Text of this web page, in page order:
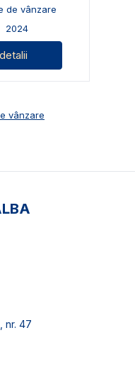
de vânzare
2024
vânzare
nr. 47